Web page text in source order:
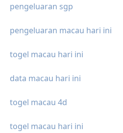
pengeluaran sgp
pengeluaran macau hari ini
togel macau hari ini
data macau hari ini
togel macau 4d
togel macau hari ini